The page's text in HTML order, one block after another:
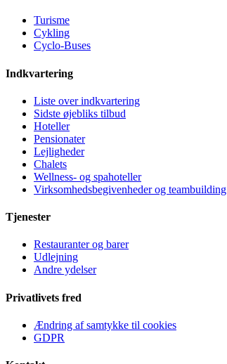
Turisme
Cykling
Cyclo-Buses
Indkvartering
Liste over indkvartering
Sidste øjebliks tilbud
Hoteller
Pensionater
Lejligheder
Chalets
Wellness- og spahoteller
Virksomhedsbegivenheder og teambuilding
Tjenester
Restauranter og barer
Udlejning
Andre ydelser
Privatlivets fred
Ændring af samtykke til cookies
GDPR